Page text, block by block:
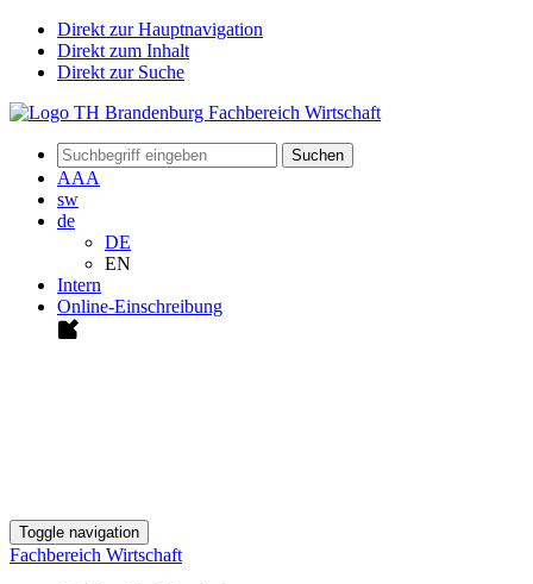
Direkt zur Hauptnavigation
Direkt zum Inhalt
Direkt zur Suche
Suchen
AAA
sw
de
DE
EN
Intern
Online-Einschreibung
Toggle navigation
Fachbereich Wirtschaft